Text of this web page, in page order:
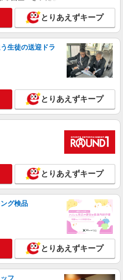
ス 介護スタッフ
円〜1,700円 ▼給与詳細 処遇改
給 通勤手当 年末
り：年2回（6月・12
詳細を見る
ス 介護スタッフ
円〜1,550円 ▼給与詳細 処遇改
なし
詳細を見る
テイ ユニットリーダー
円〜325,920円 ▼給与詳細 処
35,920円 夜勤手当：30,000円（5回
は1回6,000円支給 ▼下記別途支
年始手当：380円/時 寸志あり：
・12月） ※業績による 特別報酬：平
（最高額135万円） ※2025年6月支給実
口市南町2-8-29
詳細を見る
とりあえずキープ
生徒の送迎ドラ
とりあえずキープ
とりあえずキープ
グ検品
とりあえずキープ
フ